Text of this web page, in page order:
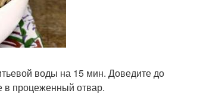
воды на 15 мин. Доведите до
в процеженный отвар.